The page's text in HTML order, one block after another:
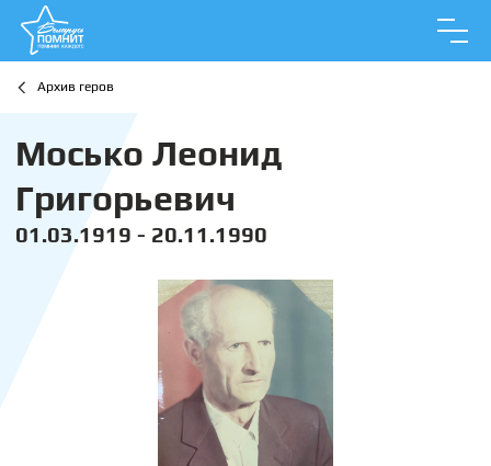
Архив геров
Мосько Леонид
Григорьевич
01.03.1919 - 20.11.1990